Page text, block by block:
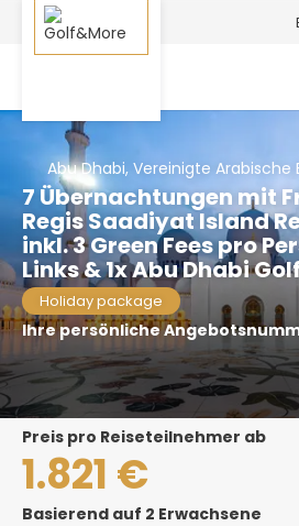
Abu Dhabi, Vereinigte Arabische
7 Übernachtungen mit
Regis Saadiyat Island
inkl. 3 Green Fees pro
Links & 1x Abu Dhabi
Holiday package
Ihre persönliche
Preis pro Reiseteilnehmer ab
1.821 €
Basierend auf 2 Erwachsene